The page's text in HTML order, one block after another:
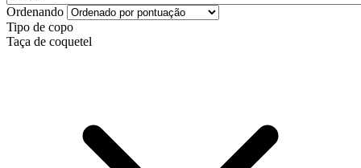
Ordenando
Tipo de copo
Taça de coquetel